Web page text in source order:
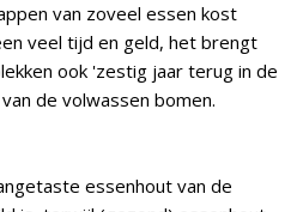
van zoveel essen kost
veel tijd en geld, het brengt
ook 'zestig jaar terug in de
de volwassen bomen.
essenhout van de